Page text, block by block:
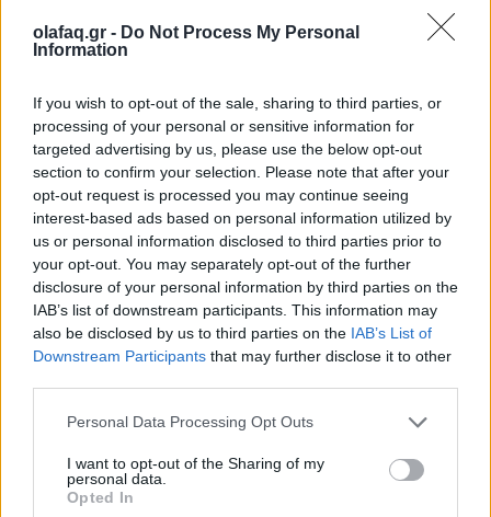
olafaq.gr - Do Not Process My Personal
Information
If you wish to opt-out of the sale, sharing to third parties, or
processing of your personal or sensitive information for
targeted advertising by us, please use the below opt-out
section to confirm your selection. Please note that after your
opt-out request is processed you may continue seeing
interest-based ads based on personal information utilized by
us or personal information disclosed to third parties prior to
your opt-out. You may separately opt-out of the further
disclosure of your personal information by third parties on the
IAB’s list of downstream participants. This information may
also be disclosed by us to third parties on the IAB’s List of
Downstream Participants that may further disclose it to other
Personal Data Processing Opt Outs
I want to opt-out of the Sharing of my
personal data.
Opted In
Στο “Θηριοτροφείο” το όνειρο ξεθωριάζει
αλλά οι ρόλοι αρνούνται να πεθάνουν
23.03.26
Ένα σπίτι γεμάτο ρόλους που δεν λένε να σβήσουν. Το
"Θηριοτροφείο" του Δημήτρη Τσεκούρα μετατρέπει το όνειρο
σε παγίδα και το παράλογο σε καθρέφτη.